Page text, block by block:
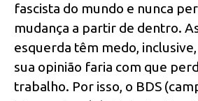
fascista do mundo e nunca
mudança a partir de dentro.
esquerda têm medo,
sua opinião faria com que
trabalho. Por isso, o BDS